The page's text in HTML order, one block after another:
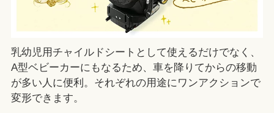
乳幼児用チャイルドシートとして使えるだけでなく、
A型ベビーカーにもなるため、車を降りてからの移動
が多い人に便利。それぞれの用途にワンアクションで
変形できます。